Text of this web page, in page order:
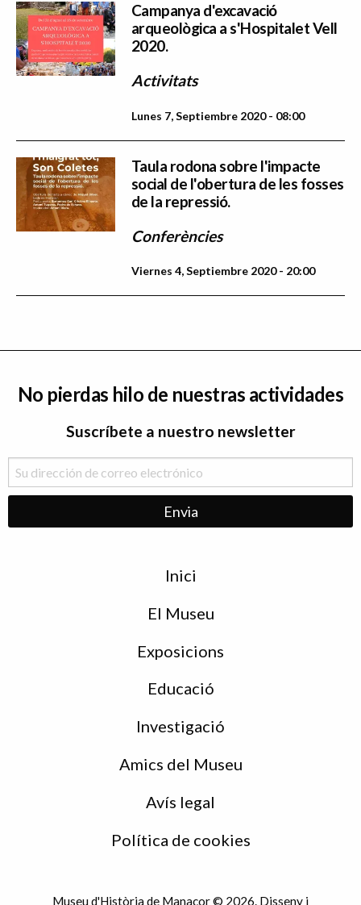
Campanya d'excavació
arqueològica a s'Hospitalet Vell
2020.
Activitats
Lunes 7, Septiembre 2020 - 08:00
Taula rodona sobre l'impacte
social de l'obertura de les fosses
de la repressió.
Conferències
Viernes 4, Septiembre 2020 - 20:00
No pierdas hilo de nuestras actividades
Suscríbete a nuestro newsletter
Inici
El Museu
Exposicions
Educació
Investigació
Amics del Museu
Avís legal
Política de cookies
Museu d'Història de Manacor © 2026. Disseny i